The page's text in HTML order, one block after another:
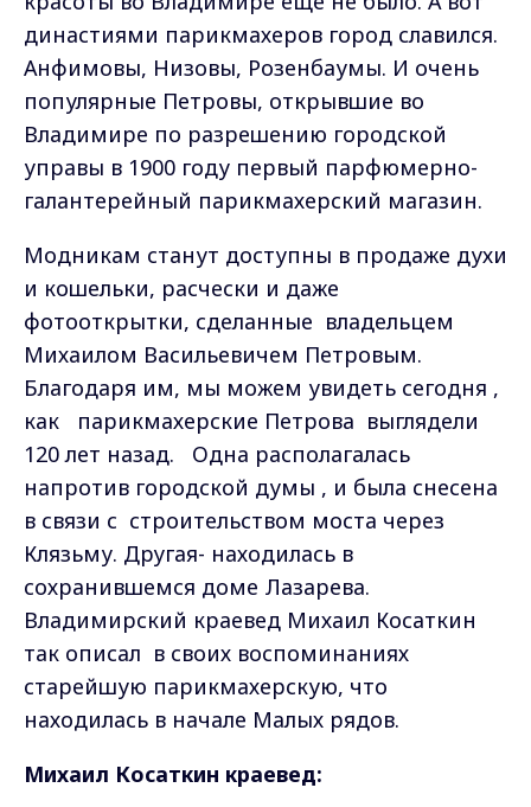
династиями парикмахеров город славился.
Анфимовы, Низовы, Розенбаумы. И очень
популярные Петровы, открывшие во
Владимире по разрешению городской
управы в 1900 году первый парфюмерно-
галантерейный парикмахерский магазин.
Модникам станут доступны в продаже духи
и кошельки, расчески и даже
фотооткрытки, сделанные владельцем
Михаилом Васильевичем Петровым.
Благодаря им, мы можем увидеть сегодня ,
как
парикмахерские Петрова выглядели
120 лет назад.
Одна располагалась
напротив городской думы , и была снесена
в связи с строительством моста через
Клязьму. Другая- находилась в
сохранившемся доме Лазарева.
Владимирский краевед Михаил Косаткин
так описал в своих воспоминаниях
старейшую парикмахерскую, что
находилась в начале Малых рядов.
Михаил Косаткин краевед: